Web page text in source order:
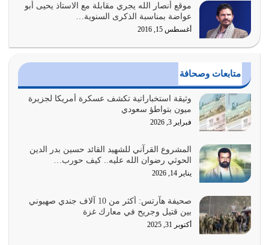
وعد الله تعالى من يُقتل في سبيله بالحياة الأبدية والرزق
والاستبشار والنجاة والخلود في…
يوليو 29, 2026
القرآن الكريم هو أهم مصدر لمعرفة رسول الله معرفة سيرته
معرفة شخصيته معرفة عظمته
يوليو 28, 2026
هل نحن من الصالحين؟ قيِّم نفسك هنا اترك القرآن على أصله
وأعرض نفسك، وأعرض ما لديك على…
يوليو 27, 2026
عندما يكون عدوك هو عدو الله معناه أن تكون نقاط الضعف
فيه كثيرة وسينصرك الله عليه إذا…
يوليو 26, 2026
أراد الله لهذه الأمة ان تكون خير امة أخرجت للناس بالنهوض
بالأمر بالمعروف والنهي عن…
موقع أنصار الله يجري مقابلة مع الاستاذ يحيى أبو
عواضة بمناسبة الذكرى السنوية…
أغسطس 15, 2016
متابعات وصحافة
وثيقة استخباراتية تكشف عسكرة أمريكا لجزيرة
ميون بتواطؤ سعودي
فبراير 3, 2026
المشروع القرآني للشهيد القائد حسين بدر الدين
الحوثي رضوان الله عليه.. كيف حورب…
يناير 14, 2026
صحيفة هآرتس: أكثر من 10 آلاف جندي صهيوني
بين قتيل وجريح في معارك غزة
أكتوبر 31, 2025